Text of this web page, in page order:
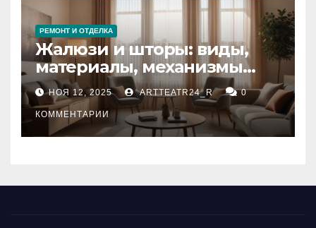
РЕМОНТ И ОТДЕЛКА
Жалюзи и шторы: виды,
материалы, механизмы
управления и уход
НОЯ 12, 2025 ARTTEATR24_R 0
КОММЕНТАРИИ